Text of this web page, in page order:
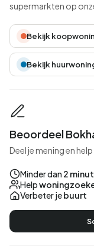
supermarkten op
Bekijk
Bekijk
Beoordeel
Deel je mening en
Minder dan 2
Help
Verbeter jebuurt